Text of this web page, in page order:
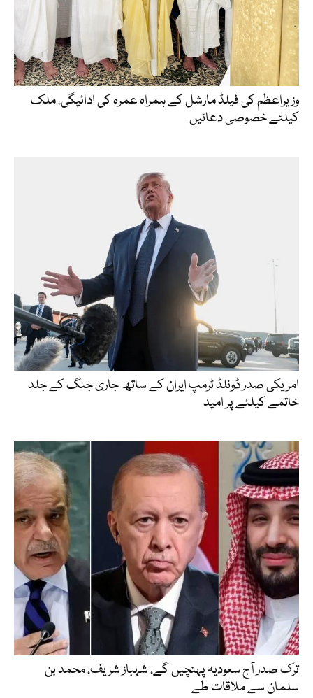
وزیراعظم کی فیلڈ مارشل کے ہمراہ عمرہ کی ادائیگی، ملک
کیلئے خصوصی دعائیں
امریکی صدر ڈونلڈ ٹرمپ ایران کے ساتھ جاری جنگ کے جلد
خاتمے کیلئے پر امید
ترک صدر آج سعودیہ پہنچیں گے، شہباز شریف، محمد بن
سلمان سے ملاقات طے